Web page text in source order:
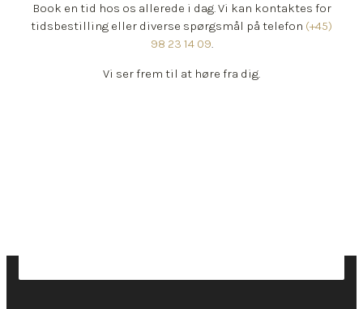
Book en tid hos os allerede i dag. Vi kan kontaktes for
tidsbestilling eller diverse spørgsmål på telefon (+45)
98 23 14 09.
Vi ser frem til at høre fra dig.